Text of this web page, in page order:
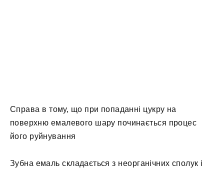
Справа в тому, що при попаданні цукру на
поверхню емалевого шару починається процес
його руйнування
Зубна емаль складається з неорганічних сполук і